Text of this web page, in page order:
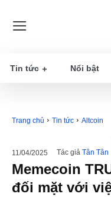
Tin tức Nổi bật
Trang chủ Tin tức Altcoin
11/04/2025 Tác giả Tân Tân
Memecoin
đối mặt với